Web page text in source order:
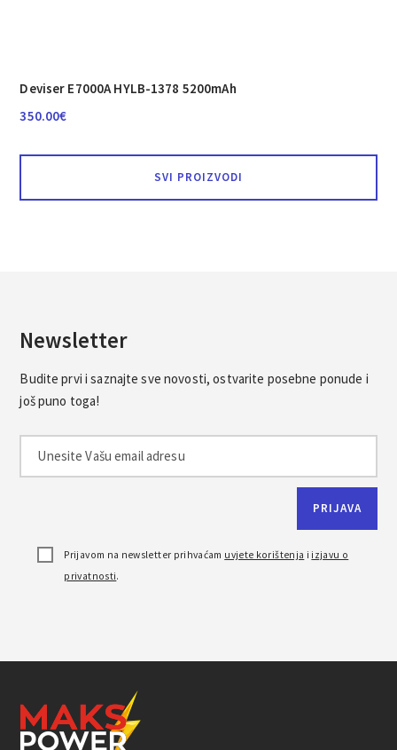
Deviser E7000A HYLB-1378 5200mAh
350.00€
SVI PROIZVODI
Newsletter
Budite prvi i saznajte sve novosti, ostvarite posebne ponude i
još puno toga!
Prijavom na newsletter prihvaćam uvjete korištenja i izjavu o
privatnosti.